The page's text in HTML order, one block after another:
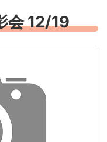
会 12/19